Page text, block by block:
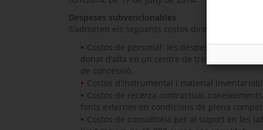
Despeses subvencionables
S'admeten els següents costos directes d'execució:
Costos de personal: les despeses de
donat d'alta en un centre de treball de la
de concessió.
Costos d'instrumental i material
Costos de recerca contractual,
fonts externes en condicions de plena
Costos de consultoria per al suport en les